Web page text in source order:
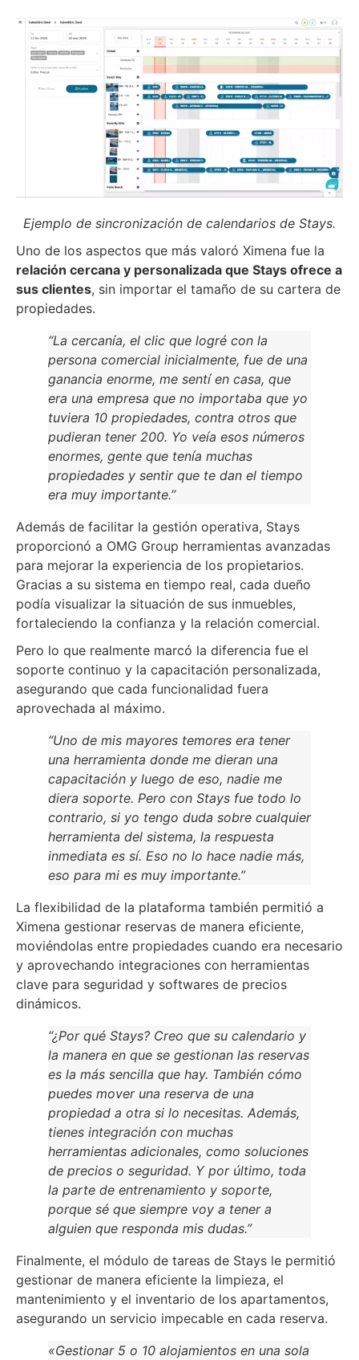
Ejemplo de sincronización de calendarios de Stays.
Uno de los aspectos que más valoró Ximena fue la
relación cercana y personalizada que Stays ofrece a
sus clientes, sin importar el tamaño de su cartera de
propiedades.
“La cercanía, el clic que logré con la
persona comercial inicialmente, fue de una
ganancia enorme, me sentí en casa, que
era una empresa que no importaba que yo
tuviera 10 propiedades, contra otros que
pudieran tener 200. Yo veía esos números
enormes, gente que tenía muchas
propiedades y sentir que te dan el tiempo
era muy importante.”
Además de facilitar la gestión operativa, Stays
proporcionó a OMG Group herramientas avanzadas
para mejorar la experiencia de los propietarios.
Gracias a su sistema en tiempo real, cada dueño
podía visualizar la situación de sus inmuebles,
fortaleciendo la confianza y la relación comercial.
Pero lo que realmente marcó la diferencia fue el
soporte continuo y la capacitación personalizada,
asegurando que cada funcionalidad fuera
aprovechada al máximo.
“Uno de mis mayores temores era tener
una herramienta donde me dieran una
capacitación y luego de eso, nadie me
diera soporte. Pero con Stays fue todo lo
contrario, si yo tengo duda sobre cualquier
herramienta del sistema, la respuesta
inmediata es sí. Eso no lo hace nadie más,
eso para mi es muy importante.”
La flexibilidad de la plataforma también permitió a
Ximena gestionar reservas de manera eficiente,
moviéndolas entre propiedades cuando era necesario
y aprovechando integraciones con herramientas
clave para seguridad y softwares de precios
dinámicos.
“¿Por qué Stays? Creo que su calendario y
la manera en que se gestionan las reservas
es la más sencilla que hay. También cómo
puedes mover una reserva de una
propiedad a otra si lo necesitas. Además,
tienes integración con muchas
herramientas adicionales, como soluciones
de precios o seguridad. Y por último, toda
la parte de entrenamiento y soporte,
porque sé que siempre voy a tener a
alguien que responda mis dudas.”
Finalmente, el módulo de tareas de Stays le permitió
gestionar de manera eficiente la limpieza, el
mantenimiento y el inventario de los apartamentos,
asegurando un servicio impecable en cada reserva.
«Gestionar 5 o 10 alojamientos en una sola